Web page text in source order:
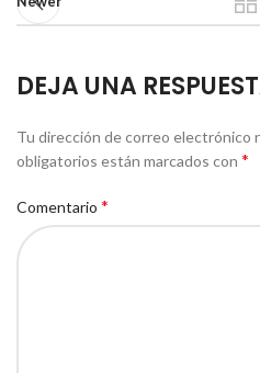
DEJA UNA
Tu dirección de correo electrónico
obligatorios están marcados con *
Comentario *